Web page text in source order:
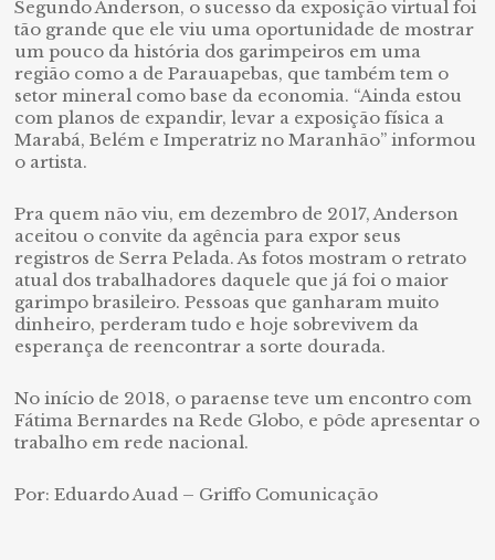
Segundo Anderson, o sucesso da exposição virtual foi
tão grande que ele viu uma oportunidade de mostrar
um pouco da história dos garimpeiros em uma
região como a de Parauapebas, que também tem o
setor mineral como base da economia. “Ainda estou
com planos de expandir, levar a exposição física a
Marabá, Belém e Imperatriz no Maranhão” informou
o artista.
Pra quem não viu, em dezembro de 2017, Anderson
aceitou o convite da agência para expor seus
registros de Serra Pelada. As fotos mostram o retrato
atual dos trabalhadores daquele que já foi o maior
garimpo brasileiro. Pessoas que ganharam muito
dinheiro, perderam tudo e hoje sobrevivem da
esperança de reencontrar a sorte dourada.
No início de 2018, o paraense teve um encontro com
Fátima Bernardes na Rede Globo, e pôde apresentar o
trabalho em rede nacional.
Por: Eduardo Auad – Griffo Comunicação